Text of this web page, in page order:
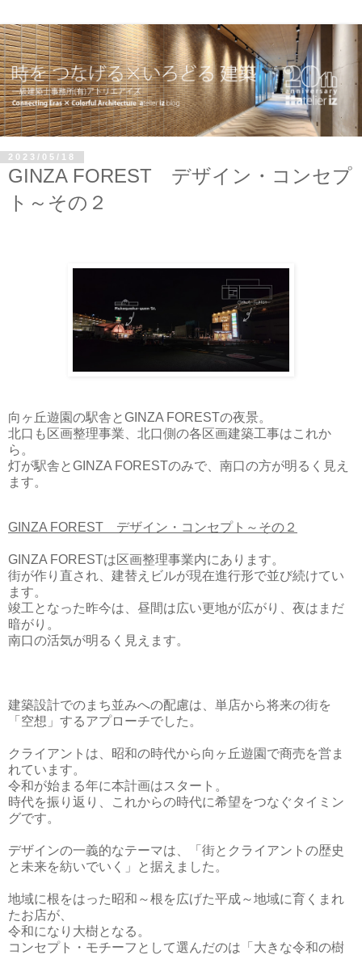
2023/05/18
GINZA FOREST デザイン・コンセプ
ト～その２
向ヶ丘遊園の駅舎とGINZA FORESTの夜景。
北口も区画整理事業、北口側の各区画建築工事はこれか
ら。
灯が駅舎とGINZA FORESTのみで、南口の方が明るく見え
ます。
GINZA FOREST デザイン・コンセプト～その２
GINZA FORESTは区画整理事業内にあります。
街が作り直され、建替えビルが現在進行形で並び続けてい
ます。
竣工となった昨今は、昼間は広い更地が広がり、夜はまだ
暗がり。
南口の活気が明るく見えます。
建築設計でのまち並みへの配慮は、単店から将来の街を
「空想」するアプローチでした。
クライアントは、昭和の時代から向ヶ丘遊園で商売を営ま
れています。
令和が始まる年に本計画はスタート。
時代を振り返り、これからの時代に希望をつなぐタイミン
グです。
デザインの一義的なテーマは、「街とクライアントの歴史
と未来を紡いでいく」と据えました。
地域に根をはった昭和～根を広げた平成～地域に育くまれ
たお店が、
令和になり大樹となる。
コンセプト・モチーフとして選んだのは「大きな令和の樹